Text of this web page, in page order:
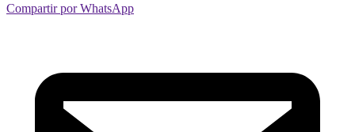
Compartir por WhatsApp